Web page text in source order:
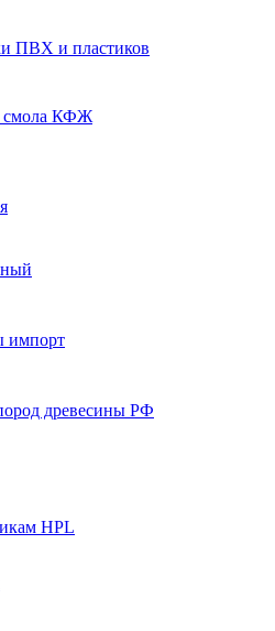
ПВХ и пластиков
смола КФЖ
импорт
древесины РФ
HPL